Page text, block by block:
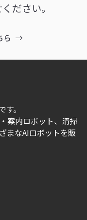
ださい。
ら
。
案内ロボット、清掃
まなAIロボットを販